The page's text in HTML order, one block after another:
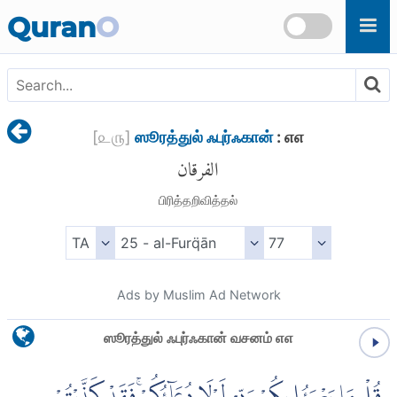
QuranO
[௨௫] ஸூரத்துல் ஃபுர்ஃகான்: ௭௭
الفرقان
பிரித்தறிவித்தல்
Ads by Muslim Ad Network
ஸூரத்துல் ஃபுர்ஃகான் வசனம் ௭௭